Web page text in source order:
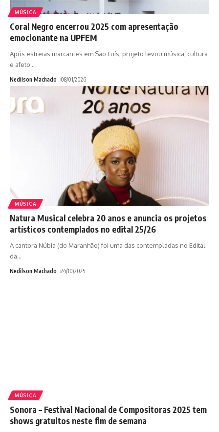
MÚSICA
Coral Negro encerrou 2025 com apresentação
emocionante na UPFEM
Após estreias marcantes em São Luís, projeto levou música, cultura
e afeto…
Nedilson Machado 08/01/2026
MÚSICA
Natura Musical celebra 20 anos e anuncia os projetos
artísticos contemplados no edital 25/26
A cantora Núbia (do Maranhão) foi uma das contempladas no Edital
da…
Nedilson Machado 24/10/2025
MÚSICA
Sonora – Festival Nacional de Compositoras 2025 tem
shows gratuitos neste fim de semana